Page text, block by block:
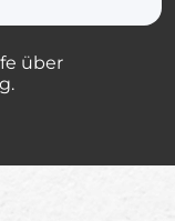
über